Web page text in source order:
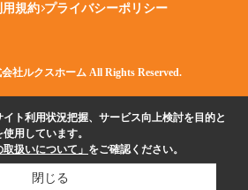
用規約 プライバシーポリシー
社ルクスホーム All Rights Reserved.
ト利用状況把握、サービス向上検討を目的と
用しています。
取扱いについて」 をご確認ください。
閉じる